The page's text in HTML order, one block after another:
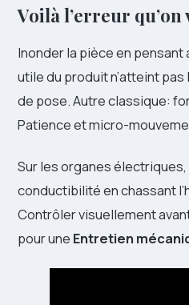
Voilà l’erreur
Inonder la pièce en
utile du produit n’atteint
de pose. Autre classique:
Patience et micro-
Sur les organes
conductibilité en chassant
Contrôler visuellement
pour une Entretien